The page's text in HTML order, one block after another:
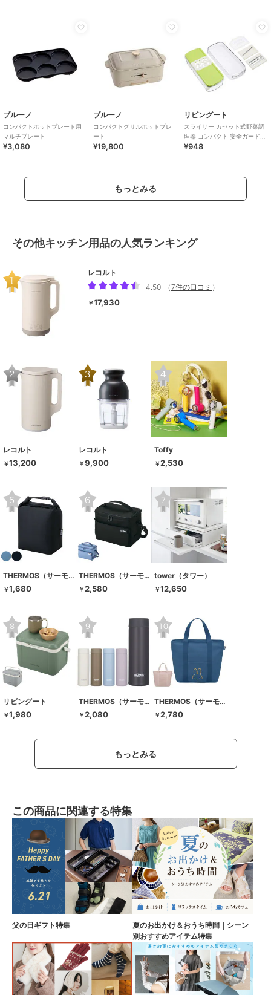
ブルーノ
コンパクトホットプレート用
マルチプレート
¥3,080
ブルーノ
コンパクトグリルホットプレ
ート
¥19,800
リビングート
スライサー カセット式野菜調
理器 コンパクト 安全ガード付
き
¥948
もっとみる
その他キッチン用品の人気ランキング
レコルト
4.50
（7件の口コミ ）
￥17,930
レコルト
￥13,200
レコルト
￥9,900
Toffy
￥2,530
THERMOS（サーモス）
￥1,680
THERMOS（サーモス）
￥2,580
tower（タワー）
￥12,650
リビングート
￥1,980
THERMOS（サーモス）
￥2,080
THERMOS（サーモス）
￥2,780
もっとみる
この商品に関連する特集
父の日ギフト特集
夏のお出かけ＆おうち時間｜シーン
別おすすめアイテム特集